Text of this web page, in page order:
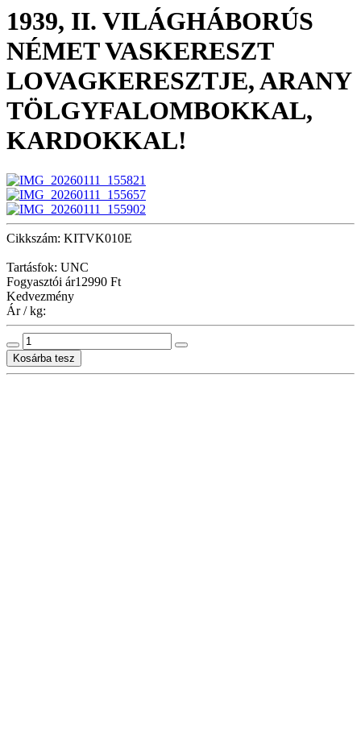
1939, II. VILÁGHÁBORÚS
NÉMET VASKERESZT
LOVAGKERESZTJE, ARANY
TÖLGYFALOMBOKKAL,
KARDOKKAL!
Cikkszám: KITVK010E
Tartásfok: UNC
Fogyasztói ár12990 Ft
Kedvezmény
Ár / kg: